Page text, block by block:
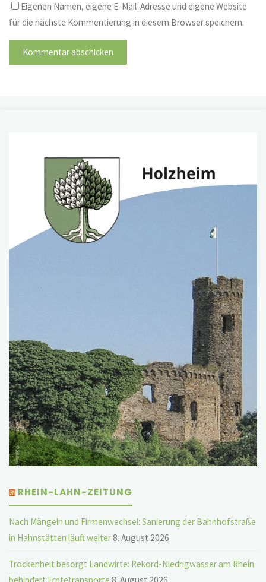
Eigenen Namen, eigene E-Mail-Adresse und eigene Website
für die nächste Kommentierung in diesem Browser speichern.
RHEIN-LAHN-ZEITUNG
Nach Mängeln und Firmenwechsel: Sanierung der Bahnhofstraße
in Hahnstätten läuft weiter8. August 2026
Trockenheit besorgt Landwirte: Rekord-Niedrigwasser am Rhein
behindert Erntetransporte 8. August 2026